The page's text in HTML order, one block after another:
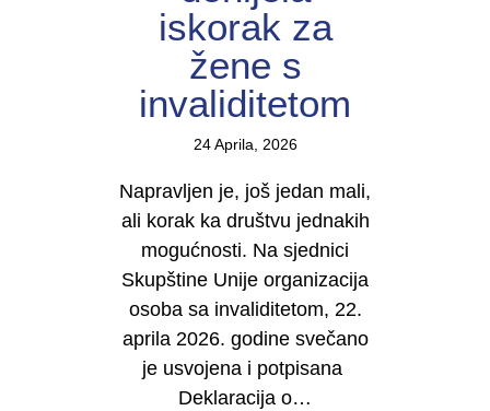
iskorak za
žene s
invaliditetom
24 Aprila, 2026
Napravljen je, još jedan mali,
ali korak ka društvu jednakih
mogućnosti. Na sjednici
Skupštine Unije organizacija
osoba sa invaliditetom, 22.
aprila 2026. godine svečano
je usvojena i potpisana
Deklaracija o…